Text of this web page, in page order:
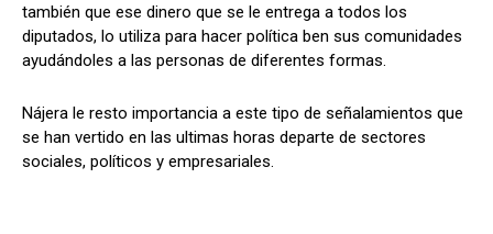
Síganos
Síganos
también que ese dinero que se le entrega a todos los
diputados, lo utiliza para hacer política ben sus comunidades
ayudándoles a las personas de diferentes formas.
Nájera le resto importancia a este tipo de señalamientos que
se han vertido en las ultimas horas departe de sectores
sociales, políticos y empresariales.